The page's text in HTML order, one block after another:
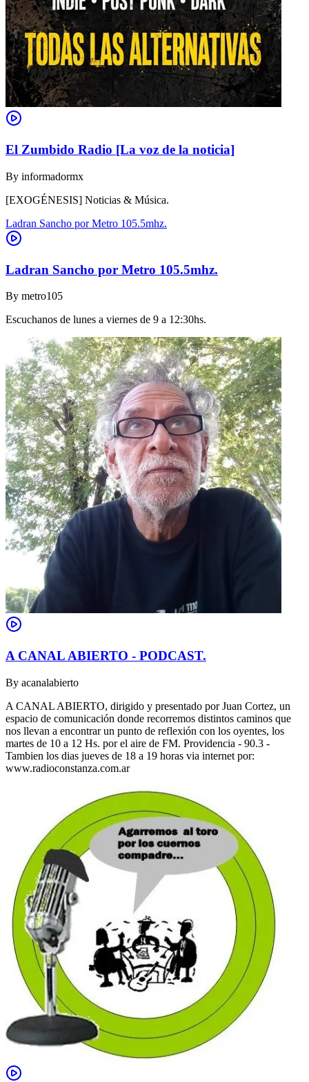
El Zumbido Radio [La voz de la noticia]
By informadormx
[EXOGÉNESIS] Noticias & Música.
Ladran Sancho por Metro 105.5mhz.
Ladran Sancho por Metro 105.5mhz.
By metro105
Escuchanos de lunes a viernes de 9 a 12:30hs.
A CANAL ABIERTO - PODCAST.
By acanalabierto
A CANAL ABIERTO, dirigido y presentado por Juan Cortez, un
espacio de comunicación donde recorremos distintos caminos que
nos llevan a encontrar un punto de reflexión con los oyentes, los
martes de 10 a 12 Hs. por el aire de FM. Providencia - 90.3 -
Tambien los dias jueves de 18 a 19 horas via internet por:
www.radioconstanza.com.ar